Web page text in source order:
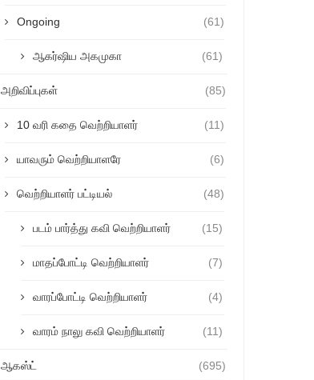
Ongoing (61)
ஆகர்ஷிய அகமுகா (61)
அறிவிப்புகள் (85)
10 வரி கதை வெற்றியாளர் (11)
யாவரும் வெற்றியாளரே (6)
வெற்றியாளர் பட்டியல் (48)
படம் பார்த்து கவி வெற்றியாளர் (15)
மாதப்போட்டி வெற்றியாளர் (7)
வாரப்போட்டி வெற்றியாளர் (4)
வாரம் நாலு கவி வெற்றியாளர் (11)
ஆகஸ்ட் (695)